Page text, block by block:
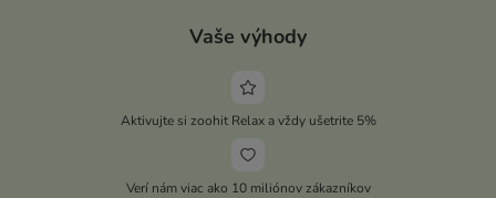
Vaše výhody
Aktivujte si zoohit Relax a vždy ušetrite 5%
Verí nám viac ako 10 miliónov zákazníkov